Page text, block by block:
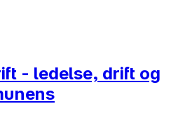
- ledelse, drift og